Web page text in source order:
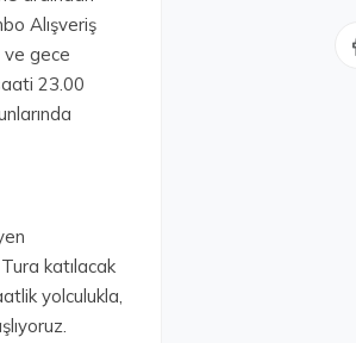
Alışveriş
ve gece
23.00
katılacak
yolculukla,